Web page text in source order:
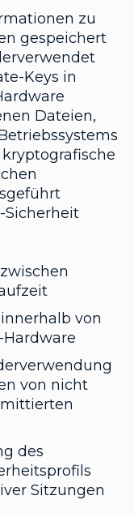
zu
gespeichert
Keys in
Dateien,
Sicherheit
von
Hardware
von nicht
des
Sitzungen